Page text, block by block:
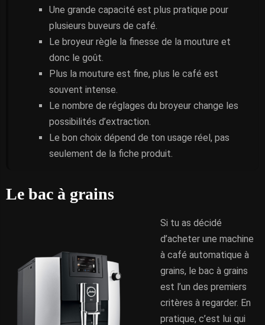
Une grande capacité est plus pratique pour
plusieurs buveurs de café.
Le broyeur règle la finesse de la mouture et
donc le goût.
Plus la mouture est fine, plus le café est
souvent intense.
Le nombre de réglages du broyeur change les
possibilités d’extraction.
Le bon choix dépend de ton usage réel, pas
seulement de la fiche produit.
Le bac à grains
Si tu as décidé
d’acheter une machine
à café automatique à
grains, le bac à grains
est l’un des premiers
critères à regarder. En
pratique, c’est lui qui